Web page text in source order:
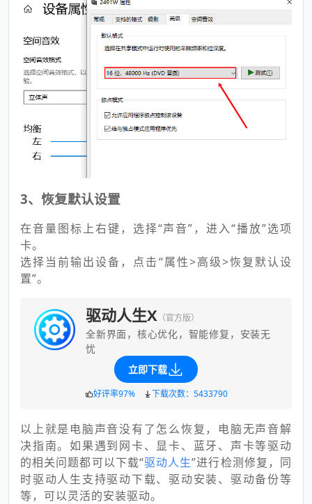
3、恢复默认设置
在音量图标上右键，选择“声音”，进入“播放”选项
卡。
选择当前输出设备，点击“属性>高级>恢复默认设
置”。
驱动人生X （官方版）
全新界面，核心优化，智能修复，安装无
忧
立即下载
好评率97% 下载次数：5433790
以上就是电脑声音没有了怎么恢复，电脑无声音解
决指南。如果遇到网卡、显卡、蓝牙、声卡等驱动
的相关问题都可以下载“驱动人生”进行检测修复，同
时驱动人生支持驱动下载、驱动安装、驱动备份等
等，可以灵活的安装驱动。